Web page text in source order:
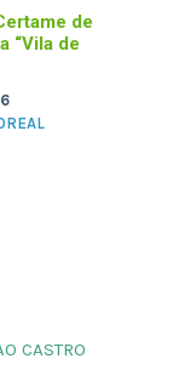
de
“Vila de
CASTRO